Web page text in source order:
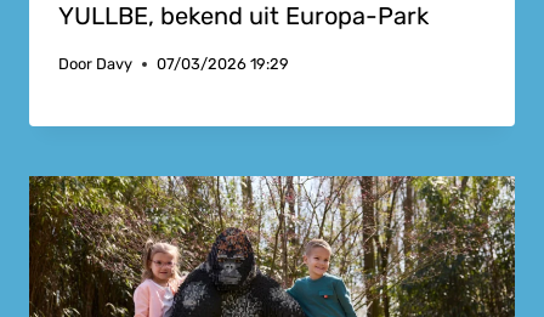
YULLBE, bekend uit Europa-Park
Door Davy 07/03/2026 19:29